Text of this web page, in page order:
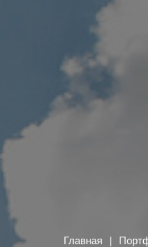
Главная |